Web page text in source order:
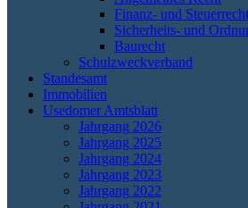
Finanz- und Steuerrecht
Sicherheits- und
Baurecht
Schulzweckverband
Standesamt
Immobilien
Usedomer Amtsblatt
Jahrgang 2026
Jahrgang 2025
Jahrgang 2024
Jahrgang 2023
Jahrgang 2022